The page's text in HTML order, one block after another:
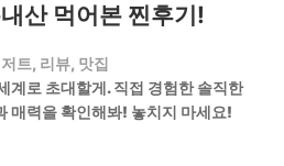
산 먹어본 찐후기!
트, 리뷰, 맛집
계로 초대할게. 직접 경험한 솔직한
매력을 확인해봐! 놓치지 마세요!